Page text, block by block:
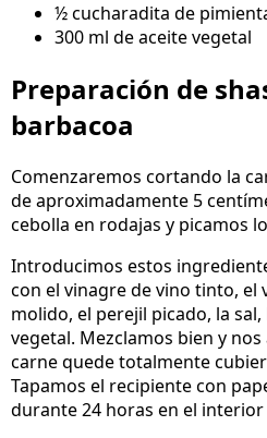
½ cucharadita de
300 ml de aceite vegetal
Preparación de
barbacoa
Comenzaremos cortando la
de aproximadamente 5
cebolla en rodajas y picamos
Introducimos estos
con el vinagre de vino tinto, el
molido, el perejil picado, la
vegetal. Mezclamos bien y
carne quede totalmente
Tapamos el recipiente con
durante 24 horas en el